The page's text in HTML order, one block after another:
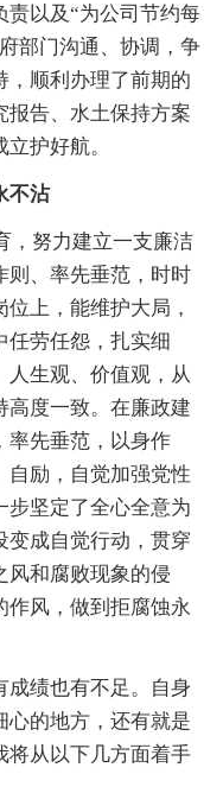
责以及“为公司节约每
部门沟通、协调，争
，顺利办理了前期的
报告、水土保持方案
护好航。
不沾
，努力建立一支廉洁
则、率先垂范，时时
上，能维护大局，
任劳任怨，扎实细
人生观、价值观，从
高度一致。在廉政建
率先垂范，以身作
自励，自觉加强党性
步坚定了全心全意为
变成自觉行动，贯穿
风和腐败现象的侵
作风，做到拒腐蚀永
成绩也有不足。自身
心的地方，还有就是
将从以下几方面着手